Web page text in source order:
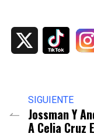
SIGUIENTE
Jossman Y
A Celia Cruz